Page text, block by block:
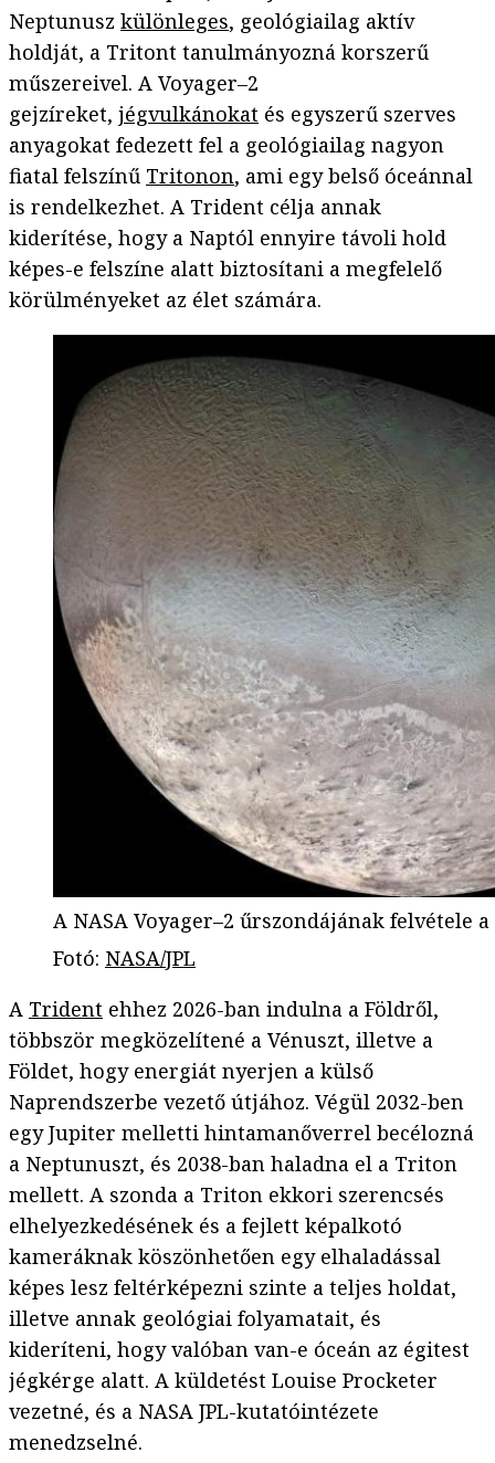
Neptunusz különleges, geológiailag aktív
holdját, a Tritont tanulmányozná korszerű
műszereivel. A Voyager–2
gejzíreket, jégvulkánokat és egyszerű szerves
anyagokat fedezett fel a geológiailag nagyon
fiatal felszínű Tritonon, ami egy belső óceánnal
is rendelkezhet. A Trident célja annak
kiderítése, hogy a Naptól ennyire távoli hold
képes-e felszíne alatt biztosítani a megfelelő
körülményeket az élet számára.
A NASA Voyager–2 űrszondájának
Fotó: NASA/JPL
A Trident ehhez 2026-ban indulna a Földről,
többször megközelítené a Vénuszt, illetve a
Földet, hogy energiát nyerjen a külső
Naprendszerbe vezető útjához. Végül 2032-ben
egy Jupiter melletti hintamanőverrel becélozná
a Neptunuszt, és 2038-ban haladna el a Triton
mellett. A szonda a Triton ekkori szerencsés
elhelyezkedésének és a fejlett képalkotó
kameráknak köszönhetően egy elhaladással
képes lesz feltérképezni szinte a teljes holdat,
illetve annak geológiai folyamatait, és
kideríteni, hogy valóban van-e óceán az égitest
jégkérge alatt. A küldetést Louise Procketer
vezetné, és a NASA JPL-kutatóintézete
menedzselné.